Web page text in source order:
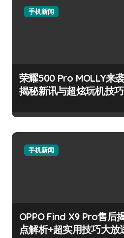
手机新闻
荣耀500 Pro MOLLY来
揭秘新讯与超炫玩机技巧
手机新闻
OPPO Find X9 Pro售后
点解析+超实用技巧大放